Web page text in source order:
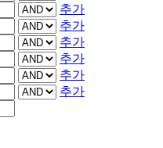
추가
추가
추가
추가
추가
추가